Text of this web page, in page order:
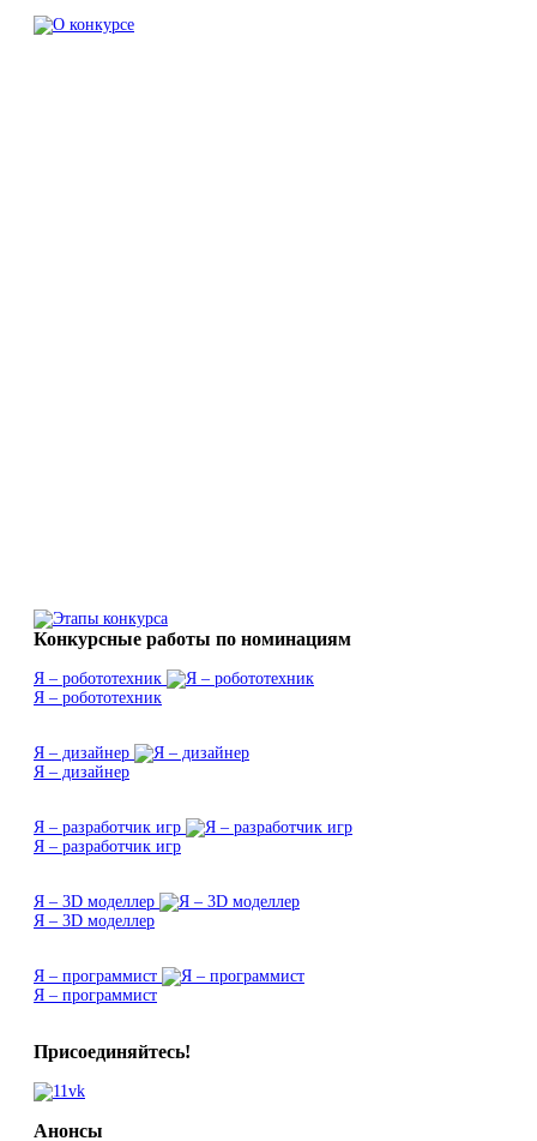
Конкурсные работы по номинациям
Я – робототехник
Я – робототехник
Я – дизайнер
Я – дизайнер
Я – разработчик игр
Я – разработчик игр
Я – 3D моделлер
Я – 3D моделлер
Я – программист
Я – программист
Присоединяйтесь!
Анонсы